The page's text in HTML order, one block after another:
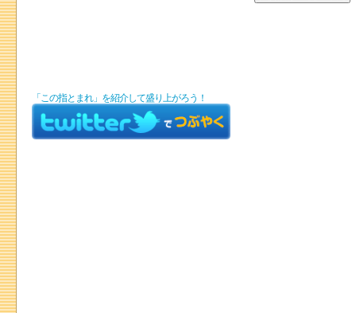
「この指とまれ」を紹介して盛り上がろう！